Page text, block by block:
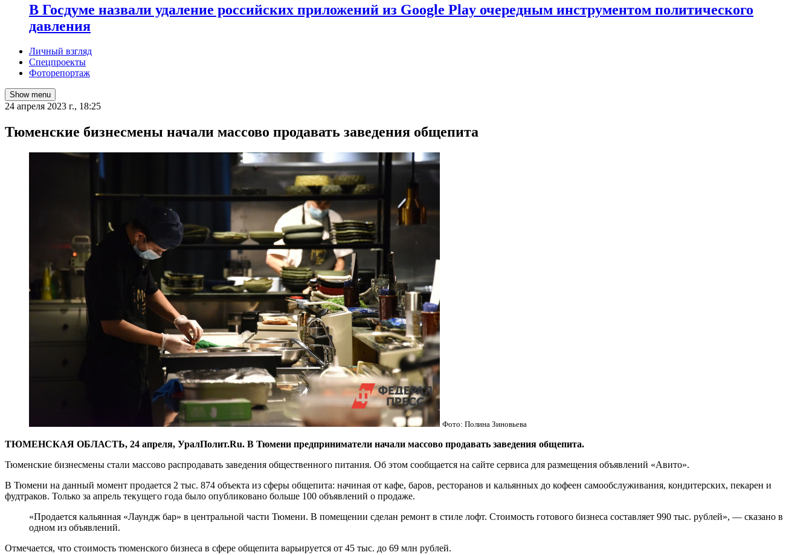
В Госдуме назвали удаление российских приложений из Google Play очередным инструментом политического
давления
Личный взгляд
Спецпроекты
Фоторепортаж
Show menu
24 апреля 2023 г., 18:25
Тюменские бизнесмены начали массово продавать заведения общепита
Фото: Полина Зиновьева
ТЮМЕНСКАЯ ОБЛАСТЬ, 24 апреля, УралПолит.Ru. В Тюмени предприниматели начали массово продавать заведения общепита.
Тюменские бизнесмены стали массово распродавать заведения общественного питания. Об этом сообщается на сайте сервиса для размещения объявлений «Авито».
В Тюмени на данный момент продается 2 тыс. 874 объекта из сферы общепита: начиная от кафе, баров, ресторанов и кальянных до кофеен самообслуживания, кондитерских, пекарен и
фудтраков. Только за апрель текущего года было опубликовано больше 100 объявлений о продаже.
«Продается кальянная «Лаундж бар» в центральной части Тюмени. В помещении сделан ремонт в стиле лофт. Стоимость готового бизнеса составляет 990 тыс. рублей», — сказано в
одном из объявлений.
Отмечается, что стоимость тюменского бизнеса в сфере общепита варьируется от 45 тыс. до 69 млн рублей.